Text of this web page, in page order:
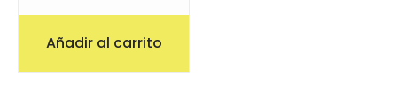
Añadir al carrito